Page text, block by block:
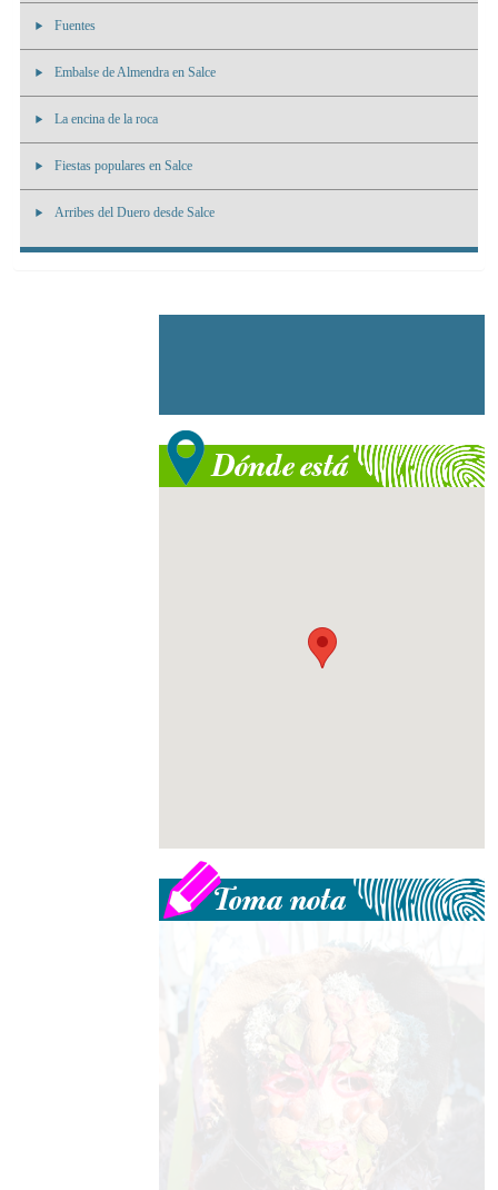
Fuentes
Embalse de Almendra en Salce
La encina de la roca
Fiestas populares en Salce
Arribes del Duero desde Salce